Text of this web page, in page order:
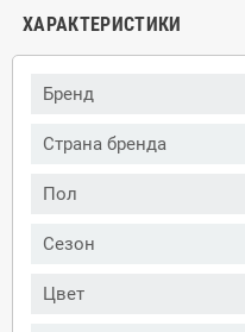
ХАРАКТЕРИСТИКИ
Бренд
Страна бренда
Пол
Сезон
Цвет